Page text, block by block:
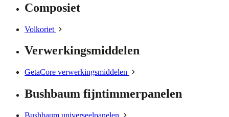
Composiet
Volkoriet
Verwerkingsmiddelen
GetaCore verwerkingsmiddelen
Bushbaum fijntimmerpanelen